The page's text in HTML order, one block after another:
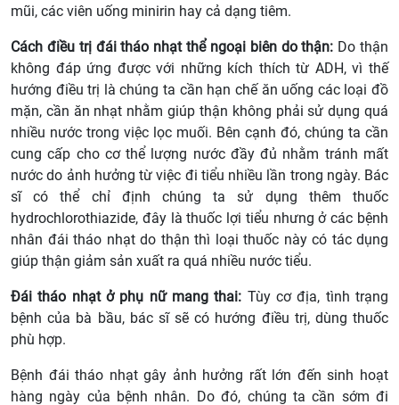
mũi, các viên uống minirin hay cả dạng tiêm.
Cách điều trị đái tháo nhạt thể ngoại biên do thận: Do thận
không đáp ứng được với những kích thích từ ADH, vì thế
hướng điều trị là chúng ta cần hạn chế ăn uống các loại đồ
mặn, cần ăn nhạt nhằm giúp thận không phải sử dụng quá
nhiều nước trong việc lọc muối. Bên cạnh đó, chúng ta cần
cung cấp cho cơ thể lượng nước đầy đủ nhằm tránh mất
nước do ảnh hưởng từ việc đi tiểu nhiều lần trong ngày. Bác
sĩ có thể chỉ định chúng ta sử dụng thêm thuốc
hydrochlorothiazide, đây là thuốc lợi tiểu nhưng ở các bệnh
nhân đái tháo nhạt do thận thì loại thuốc này có tác dụng
giúp thận giảm sản xuất ra quá nhiều nước tiểu.
Đái tháo nhạt ở phụ nữ mang thai: Tùy cơ địa, tình trạng
bệnh của bà bầu, bác sĩ sẽ có hướng điều trị, dùng thuốc
phù hợp.
Bệnh đái tháo nhạt gây ảnh hưởng rất lớn đến sinh hoạt
hàng ngày của bệnh nhân. Do đó, chúng ta cần sớm đi